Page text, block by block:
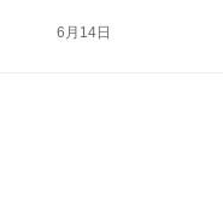
6月14日